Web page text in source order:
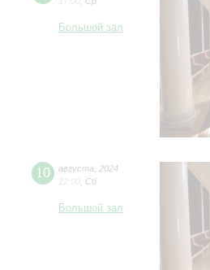
Большой зал
10 августа
2024
12:00 Сб
Большой зал